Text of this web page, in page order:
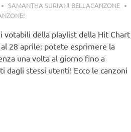
SAMANTHA SURIANI BELLACANZONE
votabili della playlist della Hit Chart
28 aprile: potete esprimere la
una volta al giorno fino a
dagli stessi utenti! Ecco le canzoni